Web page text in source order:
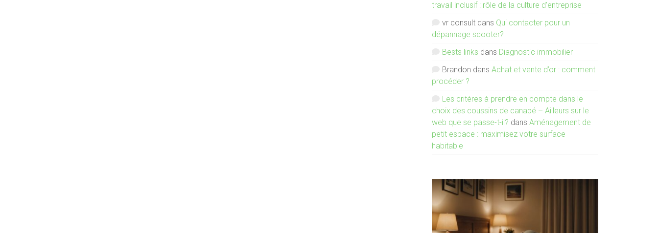
travail inclusif : rôle de la culture d’entreprise
vr consult dans Qui contacter pour un
dépannage scooter?
Bests links dans Diagnostic immobilier
Brandon dansAchat et vente d’or : comment
procéder ?
Les critères à prendre en compte dans le
choix des coussins de canapé – Ailleurs sur le
web que se passe-t-il? dansAménagement de
petit espace : maximisez votre surface
habitable